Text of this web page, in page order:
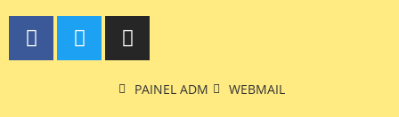
PAINEL ADM WEBMAIL